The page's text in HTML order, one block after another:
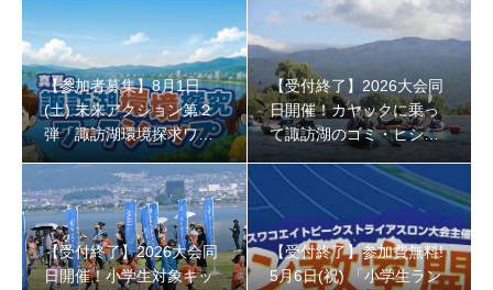
【受付終了】参加費無料! 5月6日(祝) 「小学生ラン教室」
【参加者募集】8月1日
(土) 未来アクション第２
弾「諏訪湖環境探求ワー
クショップ」小学４年生
から！
【受付終了】2026大会同
日開催！カヤックに乗っ
て諏訪湖のゴミ・ヒシを
回収しよう！
【受付終了】2026大会同
日開催！小学生対象キッ
【受付終了】参加費無料!
5月6日(祝) 「小学生ラン